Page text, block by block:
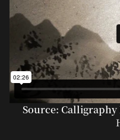
Source: